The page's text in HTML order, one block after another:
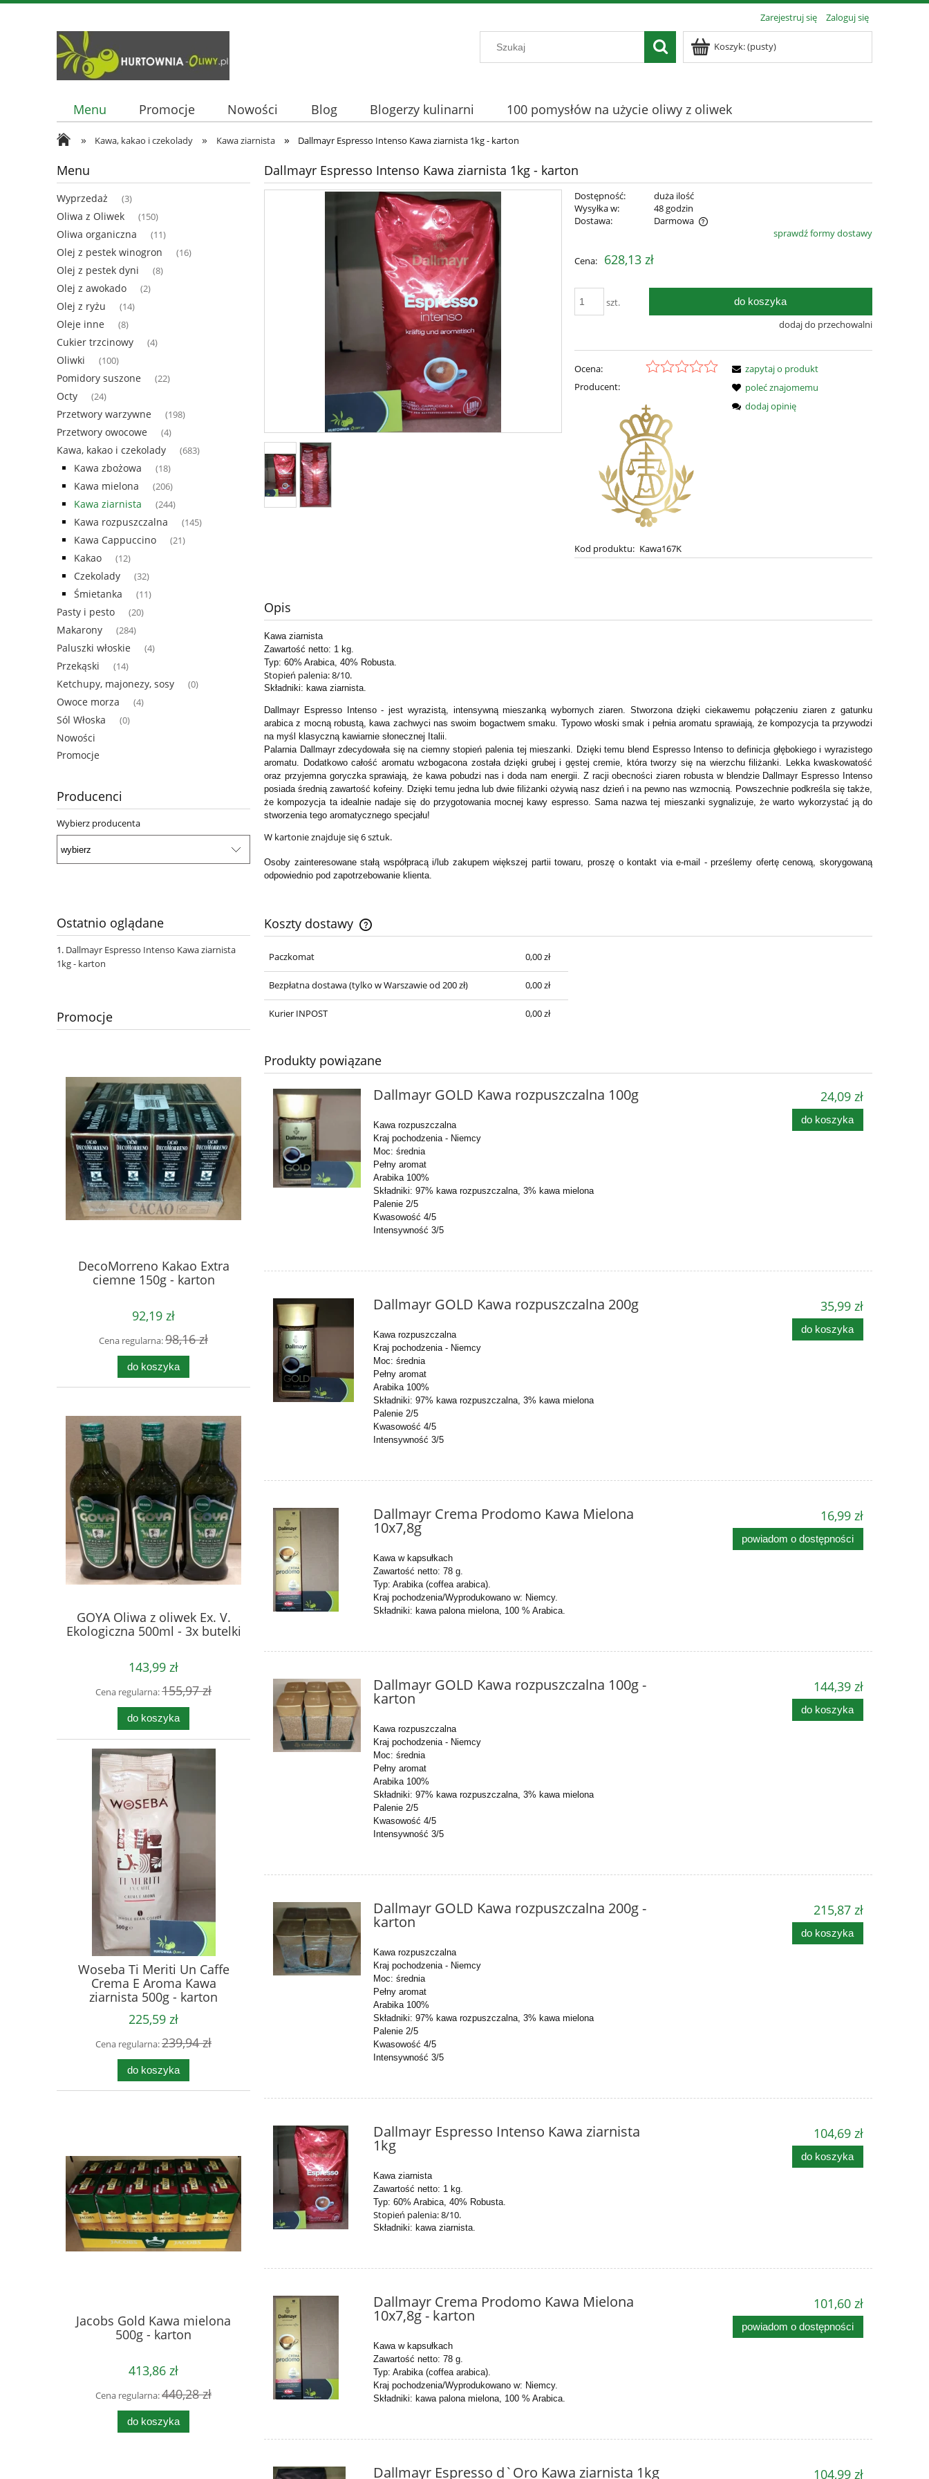
Zarejestruj się Zaloguj się
Koszyk:(pusty)
Menu Promocje Nowości Blog Blogerzy kulinarni 100 pomysłów na użycie oliwy z oliwek
» Kawa, kakao i czekolady » Kawa ziarnista » Dallmayr Espresso Intenso Kawa ziarnista 1kg - karton
Menu
Wyprzedaż (3)
Oliwa z Oliwek (150)
Oliwa organiczna (11)
Olej z pestek winogron (16)
Olej z pestek dyni (8)
Olej z awokado (2)
Olej z ryżu (14)
Oleje inne (8)
Cukier trzcinowy (4)
Oliwki (100)
Pomidory suszone (22)
Octy (24)
Przetwory warzywne (198)
Przetwory owocowe (4)
Kawa, kakao i czekolady (683)
Kawa zbożowa (18)
Kawa mielona (206)
Kawa ziarnista (244)
Kawa rozpuszczalna (145)
Kawa Cappuccino (21)
Kakao (12)
Czekolady (32)
Śmietanka (11)
Pasty i pesto (20)
Makarony (284)
Paluszki włoskie (4)
Przekąski (14)
Ketchupy, majonezy, sosy (0)
Owoce morza (4)
Sól Włoska (0)
Nowości
Promocje
Producenci
Wybierz producenta
Ostatnio oglądane
Dallmayr Espresso Intenso Kawa ziarnista
1kg - karton
Promocje
DecoMorreno Kakao Extra
ciemne 150g - karton
92,19 zł
Cena regularna:98,16 zł
do koszyka
GOYA Oliwa z oliwek Ex. V.
Ekologiczna 500ml - 3x butelki
143,99 zł
Cena regularna:155,97 zł
do koszyka
Woseba Ti Meriti Un Caffe
Crema E Aroma Kawa
ziarnista 500g - karton
225,59 zł
Cena regularna:239,94 zł
do koszyka
Jacobs Gold Kawa mielona
500g - karton
413,86 zł
Cena regularna:440,28 zł
do koszyka
Dallmayr Espresso Intenso Kawa ziarnista 1kg - karton
Dostępność:
duża ilość
Wysyłka w:
48 godzin
Dostawa:
Darmowa
sprawdź formy dostawy
Cena: 628,13 zł
szt. do koszyka
dodaj do przechowalni
Ocena:
Producent:
Kod produktu: Kawa167K
zapytaj o produkt
poleć znajomemu
dodaj opinię
Opis
Kawa ziarnista
Zawartość netto: 1 kg.
Typ: 60% Arabica, 40% Robusta.
Stopień palenia: 8/10.
Składniki: kawa ziarnista.
Dallmayr Espresso Intenso - jest wyrazistą, intensywną mieszanką wybornych ziaren. Stworzona dzięki ciekawemu połączeniu ziaren z gatunku
arabica z mocną robustą, kawa zachwyci nas swoim bogactwem smaku. Typowo włoski smak i pełnia aromatu sprawiają, że kompozycja ta przywodzi
na myśl klasyczną kawiarnie słonecznej Italii.
Palarnia Dallmayr zdecydowała się na ciemny stopień palenia tej mieszanki. Dzięki temu blend Espresso Intenso to definicja głębokiego i wyrazistego
aromatu. Dodatkowo całość aromatu wzbogacona została dzięki grubej i gęstej cremie, która tworzy się na wierzchu filiżanki. Lekka kwaskowatość
oraz przyjemna goryczka sprawiają, że kawa pobudzi nas i doda nam energii. Z racji obecności ziaren robusta w blendzie Dallmayr Espresso Intenso
posiada średnią zawartość kofeiny. Dzięki temu jedna lub dwie filiżanki ożywią nasz dzień i na pewno nas wzmocnią. Powszechnie podkreśla się także,
że kompozycja ta idealnie nadaje się do przygotowania mocnej kawy espresso. Sama nazwa tej mieszanki sygnalizuje, że warto wykorzystać ją do
stworzenia tego aromatycznego specjału!
W kartonie znajduje się 6 sztuk.
Osoby zainteresowane stałą współpracą i/lub zakupem większej partii towaru, proszę o kontakt via e-mail - prześlemy ofertę cenową, skorygowaną
odpowiednio pod zapotrzebowanie klienta.
Koszty dostawy
Cena nie zawiera ewentualnych kosztów
płatności
Paczkomat 0,00 zł
Bezpłatna dostawa(tylko w Warszawie od 200 zł) 0,00 zł
Kurier INPOST 0,00 zł
Produkty powiązane
Dallmayr GOLD Kawa rozpuszczalna 100g
Kawa rozpuszczalna
Kraj pochodzenia - Niemcy
Moc: średnia
Pełny aromat
Arabika 100%
Składniki: 97% kawa rozpuszczalna, 3% kawa mielona
Palenie 2/5
Kwasowość 4/5
Intensywność 3/5
24,09 zł
do koszyka
Dallmayr GOLD Kawa rozpuszczalna 200g
Kawa rozpuszczalna
Kraj pochodzenia - Niemcy
Moc: średnia
Pełny aromat
Arabika 100%
Składniki: 97% kawa rozpuszczalna, 3% kawa mielona
Palenie 2/5
Kwasowość 4/5
Intensywność 3/5
35,99 zł
do koszyka
Dallmayr Crema Prodomo Kawa Mielona
10x7,8g
Kawa w kapsułkach
Zawartość netto: 78 g.
Typ: Arabika (coffea arabica).
Kraj pochodzenia/Wyprodukowano w: Niemcy.
Składniki: kawa palona mielona, 100 % Arabica.
16,99 zł
powiadom o dostępności
Dallmayr GOLD Kawa rozpuszczalna 100g -
karton
Kawa rozpuszczalna
Kraj pochodzenia - Niemcy
Moc: średnia
Pełny aromat
Arabika 100%
Składniki: 97% kawa rozpuszczalna, 3% kawa mielona
Palenie 2/5
Kwasowość 4/5
Intensywność 3/5
144,39 zł
do koszyka
Dallmayr GOLD Kawa rozpuszczalna 200g -
karton
Kawa rozpuszczalna
Kraj pochodzenia - Niemcy
Moc: średnia
Pełny aromat
Arabika 100%
Składniki: 97% kawa rozpuszczalna, 3% kawa mielona
Palenie 2/5
Kwasowość 4/5
Intensywność 3/5
215,87 zł
do koszyka
Dallmayr Espresso Intenso Kawa ziarnista
1kg
Kawa ziarnista
Zawartość netto: 1 kg.
Typ: 60% Arabica, 40% Robusta.
Stopień palenia: 8/10.
Składniki: kawa ziarnista.
104,69 zł
do koszyka
Dallmayr Crema Prodomo Kawa Mielona
10x7,8g - karton
Kawa w kapsułkach
Zawartość netto: 78 g.
Typ: Arabika (coffea arabica).
Kraj pochodzenia/Wyprodukowano w: Niemcy.
Składniki: kawa palona mielona, 100 % Arabica.
101,60 zł
powiadom o dostępności
Dallmayr Espresso d`Oro Kawa ziarnista 1kg 104,99 zł